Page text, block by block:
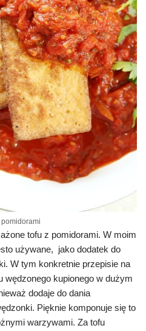
pomidorami
tofu z pomidorami. W moim
używane, jako dodatek do
W tym konkretnie przepisie na
wędzonego kupionego w dużym
dodaje do dania
Pięknie komponuje się to
warzywami. Za tofu